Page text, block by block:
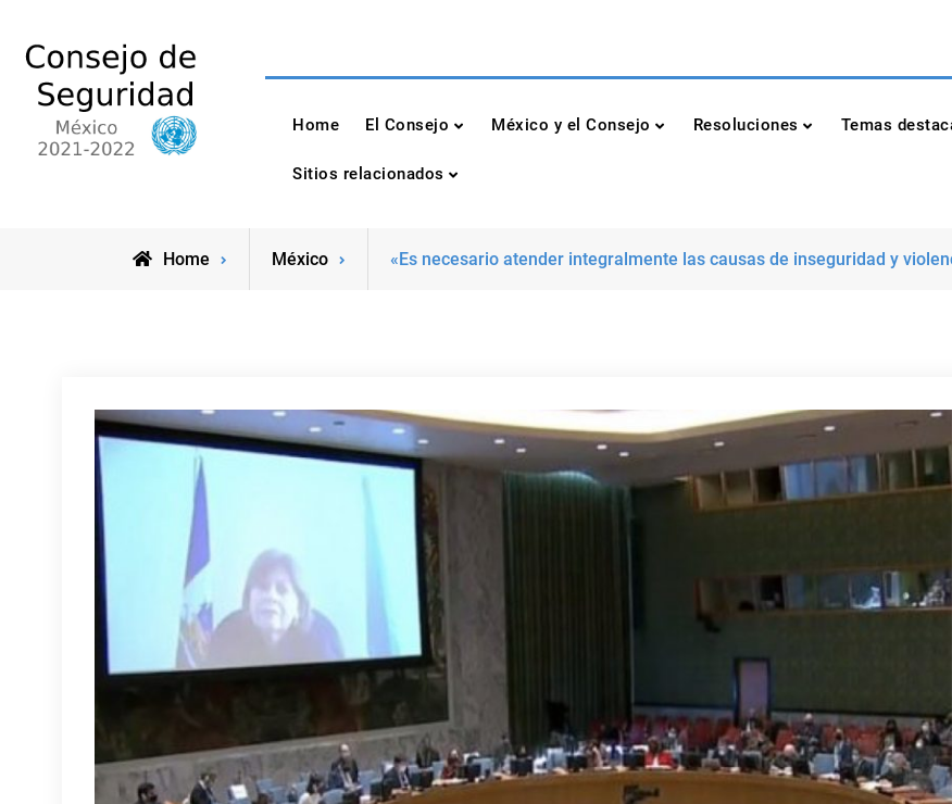
content
Consejo de Seguridad de las Naciones Unidas
México 2021-2022
Home El Consejo México y el Consejo Resoluciones Temas
Sitios relacionados
Home México «Es necesario atender integralmente las causas de inseguridad y